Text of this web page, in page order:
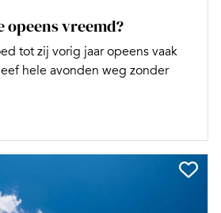
opeens vreemd?
tot zij vorig jaar opeens vaak
hele avonden weg zonder